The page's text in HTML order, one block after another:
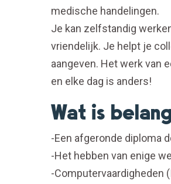
medische handelingen.
Je kan zelfstandig
vriendelijk. Je helpt je
aangeven. Het werk van
en elke dag is anders!
Wat is
-Een afgeronde diploma
-Het hebben van enige
-Computervaardigheden